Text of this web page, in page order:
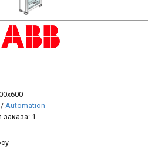
/Automation
1